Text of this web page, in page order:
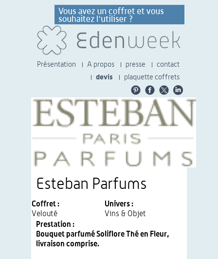
Présentation A propos presse
contact
devis
plaquette coffrets
Esteban Parfums
Coffret :
Velouté
Univers :
Vins & Objet
Prestation :
Bouquet parfumé Soliflore Thé en Fleur,
livraison comprise.